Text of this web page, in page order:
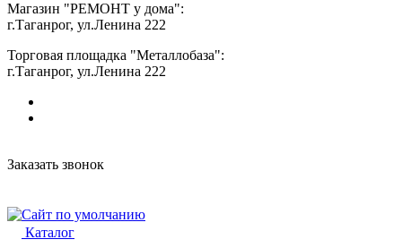
Магазин "РЕМОНТ у дома":
г.Таганрог, ул.Ленина 222
Торговая площадка "Металлобаза":
г.Таганрог, ул.Ленина 222
Заказать звонок
Каталог